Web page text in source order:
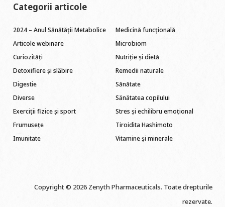
Categorii articole
2024 – Anul Sănătății Metabolice
Articole webinare
Curiozități
Detoxifiere și slăbire
Digestie
Diverse
Exerciții fizice și sport
Frumusețe
Imunitate
Medicină funcțională
Microbiom
Nutriție și dietă
Remedii naturale
Sănătate
Sănătatea copilului
Stres și echilibru emoțional
Tiroidita Hashimoto
Vitamine și minerale
Copyright © 2026 Zenyth Pharmaceuticals. Toate drepturile
rezervate.